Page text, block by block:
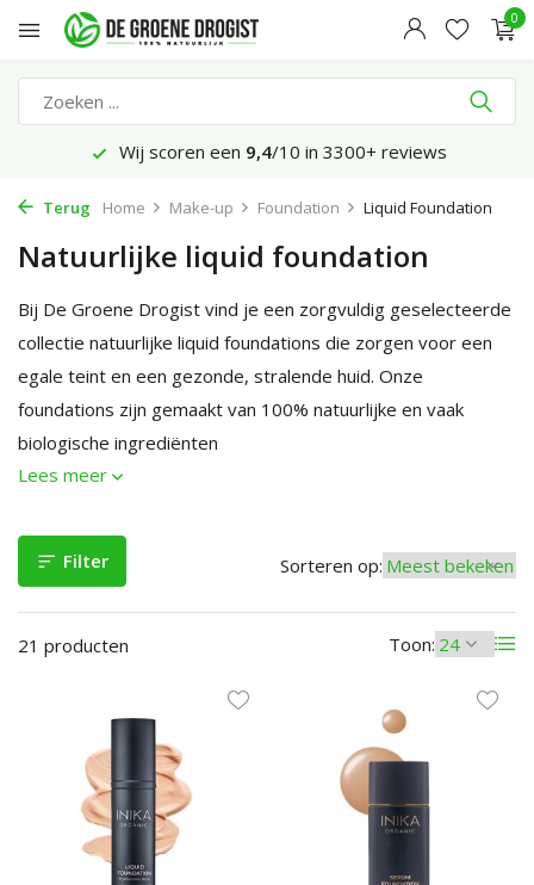
0
Voor 23:45 uur besteld, morgen bezorgd*
Terug Home Make-up Foundation Liquid Foundation
Natuurlijke liquid foundation
Bij De Groene Drogist vind je een zorgvuldig geselecteerde
collectie natuurlijke liquid foundations die zorgen voor een
egale teint en een gezonde, stralende huid. Onze
foundations zijn gemaakt van 100% natuurlijke en vaak
biologische ingrediënten
Lees meer
Filter
21 producten Toon:
Sorteren op: